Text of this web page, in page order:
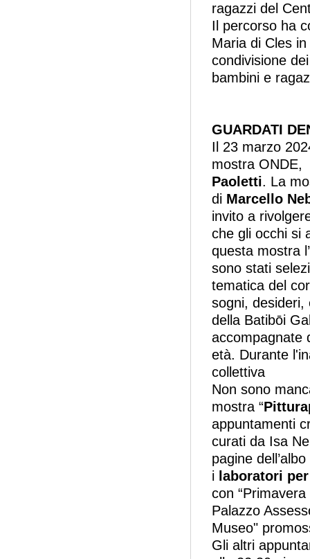
ragazzi del
Il percorso ha
Maria di Cles
condivisione
bambini e
GUARDATI
Il 23 marzo
mostra ONDE,
Paoletti. La
di Marcello
invito a
che gli occhi si
questa mostra
sono stati
tematica del
sogni, desideri,
della Batibōi
accompagnate
età. Durante
collettiva
Non sono
mostra “
appuntamenti
curati da Isa
pagine
i laboratori
con
Palazzo
Museo"
Gli altri